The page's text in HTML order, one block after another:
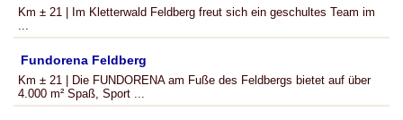
Km ± 21 | Im Kletterwald Feldberg freut sich ein geschultes Team im
...
Fundorena Feldberg
Km ± 21 | Die FUNDORENA am Fuße des Feldbergs bietet auf über
4.000 m² Spaß, Sport ...